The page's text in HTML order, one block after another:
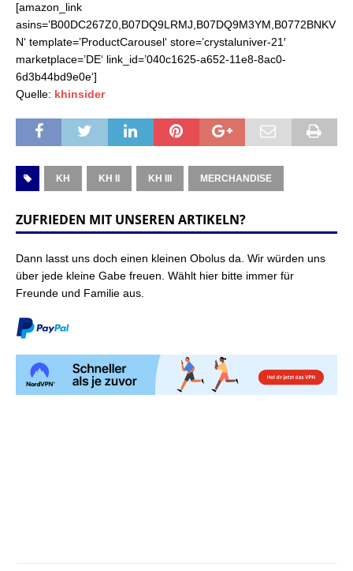
[amazon_link
asins=’B00DC267Z0,B07DQ9LRMJ,B07DQ9M3YM,B0772BNKV
N‘ template=’ProductCarousel‘ store=’crystaluniver-21′
marketplace=’DE‘ link_id=’040c1625-a652-11e8-8ac0-
6d3b44bd9e0e‘]
Quelle: khinsider
KH KH II KH III MERCHANDISE
ZUFRIEDEN MIT UNSEREN ARTIKELN?
Dann lasst uns doch einen kleinen Obolus da. Wir würden uns
über jede kleine Gabe freuen. Wählt hier bitte immer für
Freunde und Familie aus.